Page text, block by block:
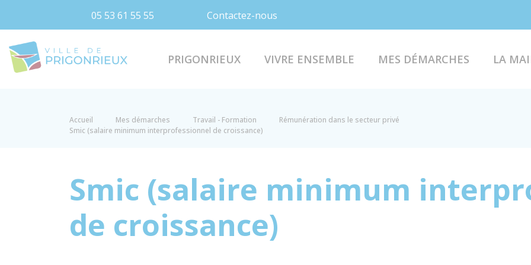
05 53 61 55 55 Contactez-nous
PRIGONRIEUX VIVRE ENSEMBLE MES DÉMARCHES LA
Accueil Mes démarches Travail - Formation
Rémunération dans le secteur privé
Smic (salaire minimum interprofessionnel de croissance)
Smic (salaire minimum
de croissance)